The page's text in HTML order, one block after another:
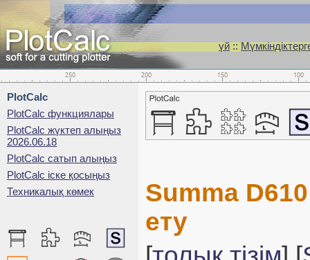
үй::
PlotCalc
PlotCalc функциялары
PlotCalc жүктеп алыңыз
2026.06.18
PlotCalc сатып алыңыз
PlotCalc іске қосыңыз
Техникалық көмек
Summa
ету